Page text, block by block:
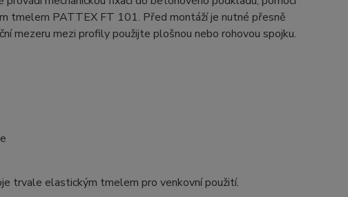
tmelem PATTEX FT 101. Před montáží je nutné přesně
mezeru mezi profily použijte plošnou nebo rohovou spojku.
trvale elastickým tmelem pro venkovní použití.